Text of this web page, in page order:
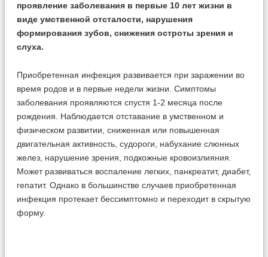
проявление заболевания в первые 10 лет жизни в
виде умственной отсталости, нарушения
формирования зубов, снижения остроты зрения и
слуха.
Приобретенная инфекция развивается при заражении во
время родов и в первые недели жизни. Симптомы
заболевания проявляются спустя 1-2 месяца после
рождения. Наблюдается отставание в умственном и
физическом развитии, сниженная или повышенная
двигательная активность, судороги, набухание слюнных
желез, нарушение зрения, подкожные кровоизлияния.
Может развиваться воспаление легких, панкреатит, диабет,
гепатит. Однако в большинстве случаев приобретенная
инфекция протекает бессимптомно и переходит в скрытую
форму.